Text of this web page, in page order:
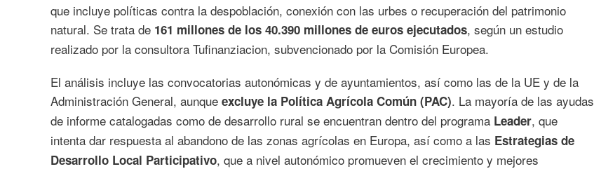
que incluye políticas contra la despoblación, conexión con las urbes o recuperación del patrimonio
natural. Se trata de 161 millones de los 40.390 millones de euros ejecutados, según un estudio
realizado por la consultora Tufinanziacion, subvencionado por la Comisión Europea.
El análisis incluye las convocatorias autonómicas y de ayuntamientos, así como las de la UE y de la
Administración General, aunque excluye la Política Agrícola Común (PAC). La mayoría de las ayudas
de informe catalogadas como de desarrollo rural se encuentran dentro del programa Leader, que
intenta dar respuesta al abandono de las zonas agrícolas en Europa, así como a las Estrategias de
Desarrollo Local Participativo, que a nivel autonómico promueven el crecimiento y mejores